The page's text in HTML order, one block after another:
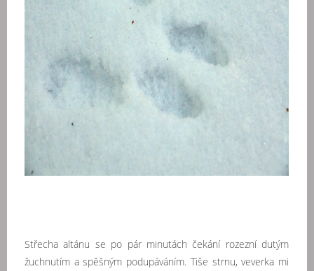
Střecha altánu se po pár minutách čekání rozezní dutým
žuchnutím a spěšným podupáváním. Tiše strnu, veverka mi